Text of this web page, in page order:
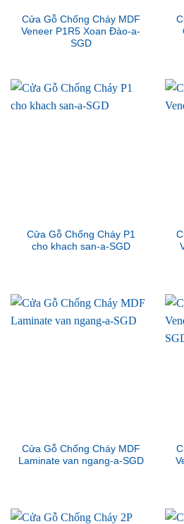
Cửa Gỗ Chống Cháy MDF
Veneer P1R5 Xoan Đào-a-
SGD
Cửa Gỗ Chống Cháy P1
cho khach san-a-SGD
Cửa Gỗ Chống Cháy MDF
Laminate van ngang-a-SGD